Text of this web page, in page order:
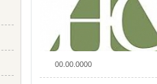
00.00.0000